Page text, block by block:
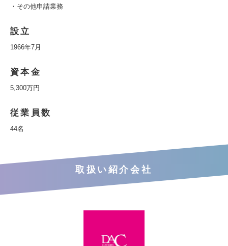
・その他申請業務
設立
1966年7月
資本金
5,300万円
従業員数
44名
取扱い紹介会社